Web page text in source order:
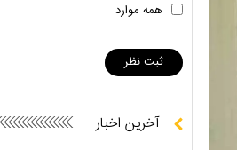
همه موارد
آخرین اخبار